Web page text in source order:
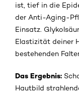
ist, tief in die
der Anti-Aging-
Einsatz.
Elastizität deiner
bestehenden
Das Ergebnis:
Hautbild